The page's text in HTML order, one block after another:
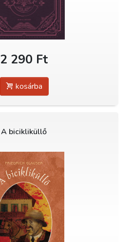
2 290 Ft
kosárba
A bicikliküllő